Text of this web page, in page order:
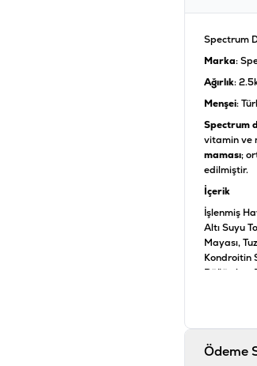
Spectrum
Marka:
Ağırlık:
Menşei:
Spectrum
vitamin ve
maması;
edilmiştir.
İçerik
İşlenmiş
Altı Suyu
Mayası,
Kondroitin
Böğürtlen,
Vitamin A
Ödeme